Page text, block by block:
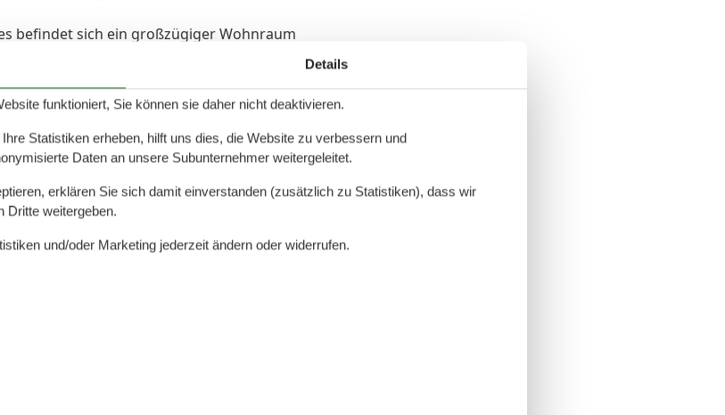
befindet sich ein großzügiger Wohnraum
Ein Gäste-WC ist ebenfalls vorhanden.
Schlafzimmer mit einem Doppelbett, ein
WC befinden. Das Objekt ist mit
Details
funktioniert, Sie können sie daher nicht deaktivieren.
Statistiken erheben, hilft uns dies, die Website zu verbessern und
Daten an unsere Subunternehmer weitergeleitet.
erklären Sie sich damit einverstanden (zusätzlich zu Statistiken), dass wir
Dritte weitergeben.
und/oder Marketing jederzeit ändern oder widerrufen.